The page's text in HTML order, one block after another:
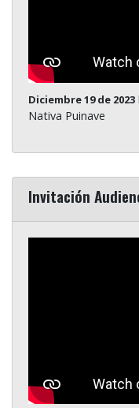
Diciembre 19 de 2023
Nativa Puinave
Invitación